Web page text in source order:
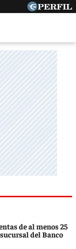
de al menos 25
del Banco